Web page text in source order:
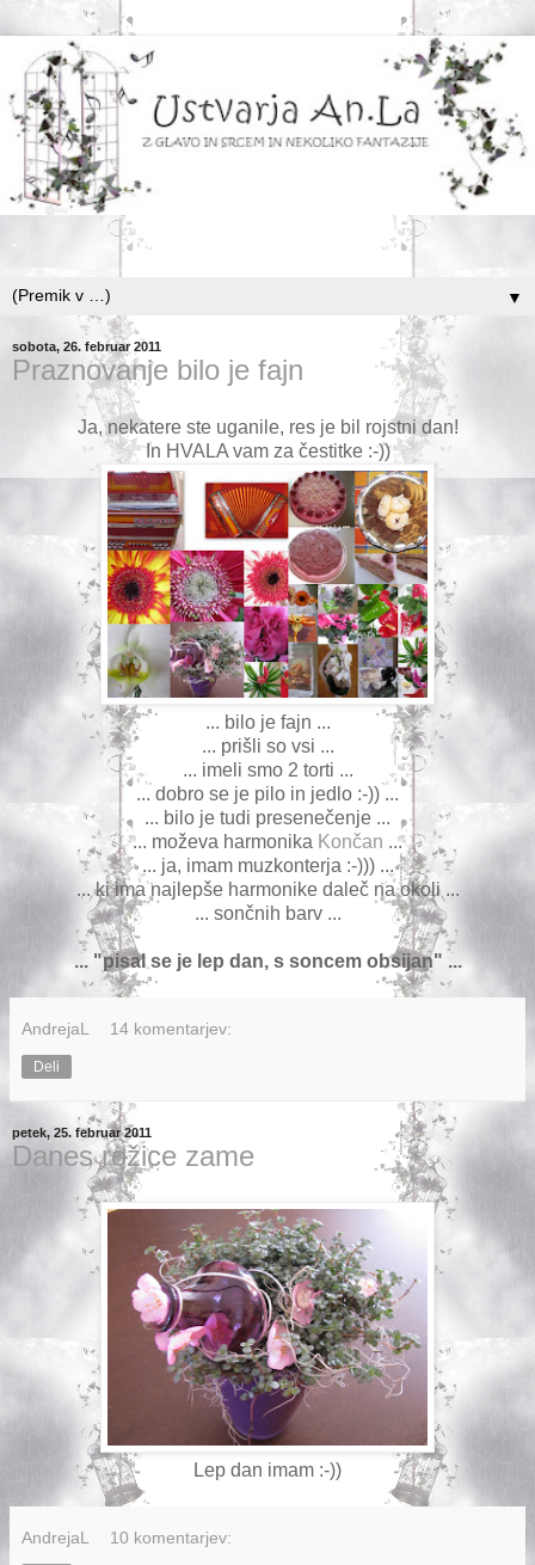
▼
sobota, 26. februar 2011
Praznovanje bilo je fajn
Ja, nekatere ste uganile, res je bil rojstni dan!
In HVALA vam za čestitke :-))
... bilo je fajn ...
... prišli so vsi ...
... imeli smo 2 torti ...
... dobro se je pilo in jedlo :-)) ...
... bilo je tudi presenečenje ...
... moževa harmonika Končan ...
... ja, imam muzkonterja :-))) ...
... ki ima najlepše harmonike daleč na okoli ...
... sončnih barv ...
... "pisal se je lep dan, s soncem obsijan" ...
AndrejaL 14 komentarjev:
Deli
petek, 25. februar 2011
Danes rožice zame
Lep dan imam :-))
AndrejaL 10 komentarjev: